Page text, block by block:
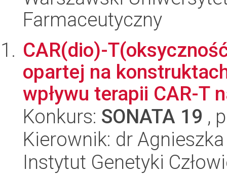
Farmaceutyczny
CAR(dio)-
opartej na
wpływu terapii CAR-T
Konkurs: SONATA 19 ,
Kierownik: dr
Instytut Genetyki